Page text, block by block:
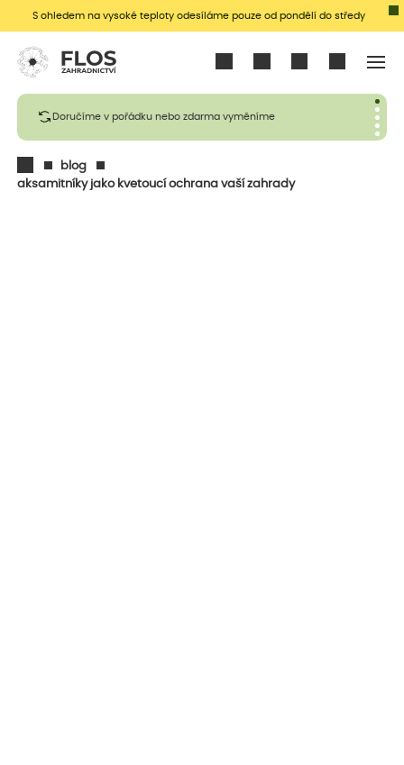
S ohledem na vysoké teploty odesíláme pouze od pondělí do středy
Doručíme v pořádku nebo zdarma vyměníme
blog
aksamitníky jako kvetoucí ochrana vaší zahrady